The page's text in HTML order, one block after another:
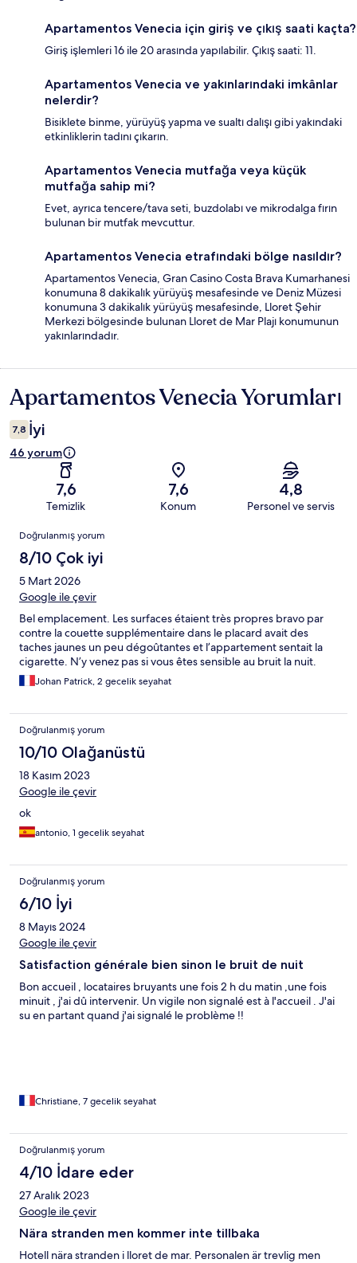
Apartamentos Venecia için giriş ve çıkış saati kaçta?
Giriş işlemleri 16 ile 20 arasında yapılabilir. Çıkış saati: 11.
Apartamentos Venecia ve yakınlarındaki imkânlar
nelerdir?
Bisiklete binme, yürüyüş yapma ve sualtı dalışı gibi yakındaki
etkinliklerin tadını çıkarın.
Apartamentos Venecia mutfağa veya küçük
mutfağa sahip mi?
Evet, ayrıca tencere/tava seti, buzdolabı ve mikrodalga fırın
bulunan bir mutfak mevcuttur.
Apartamentos Venecia etrafındaki bölge nasıldır?
Apartamentos Venecia, Gran Casino Costa Brava Kumarhanesi
konumuna 8 dakikalık yürüyüş mesafesinde ve Deniz Müzesi
konumuna 3 dakikalık yürüyüş mesafesinde, Lloret Şehir
Merkezi bölgesinde bulunan Lloret de Mar Plajı konumunun
yakınlarındadır.
Yorumlar
Apartamentos Venecia Yorumları
7,8 İyi
46 yorum
7,6
Temizlik
7,6
Konum
4,8
Personel ve servis
Yorumlar
Doğrulanmış yorum
8/10 Çok iyi
5 Mart 2026
Google ile çevir
Bel emplacement. Les surfaces étaient très propres bravo par
contre la couette supplémentaire dans le placard avait des
taches jaunes un peu dégoûtantes et l’appartement sentait la
cigarette. N’y venez pas si vous êtes sensible au bruit la nuit.
Johan Patrick, 2 gecelik seyahat
Doğrulanmış yorum
10/10 Olağanüstü
18 Kasım 2023
Google ile çevir
ok
antonio, 1 gecelik seyahat
Doğrulanmış yorum
6/10 İyi
8 Mayıs 2024
Google ile çevir
Satisfaction générale bien sinon le bruit de nuit
Bon accueil , locataires bruyants une fois 2 h du matin ,une fois
minuit , j'ai dû intervenir. Un vigile non signalé est à l'accueil . J'ai
su en partant quand j'ai signalé le problème !!
Christiane, 7 gecelik seyahat
Doğrulanmış yorum
4/10 İdare eder
27 Aralık 2023
Google ile çevir
Nära stranden men kommer inte tillbaka
Hotell nära stranden i lloret de mar. Personalen är trevlig men